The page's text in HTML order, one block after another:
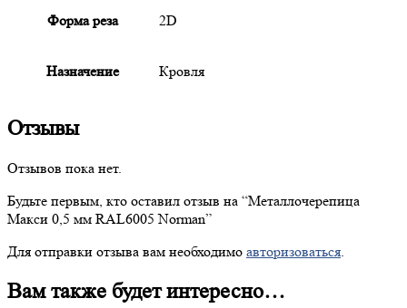
Форма реза 2D
Назначение Кровля
Отзывы
Отзывов пока нет.
Будьте первым, кто оставил отзыв на “Металлочерепица
Макси 0,5 мм RAL6005 Norman”
Для отправки отзыва вам необходимо авторизоваться
Вам также будет интересно…